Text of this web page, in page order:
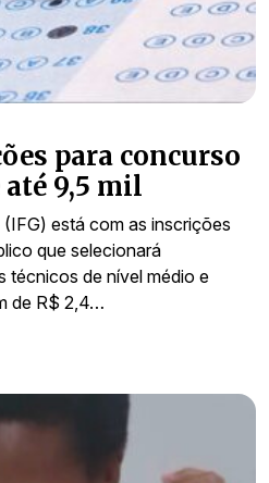
para concurso
9,5 mil
está com as inscrições
que selecionará
técnicos de nível médio e
de R$ 2,4…